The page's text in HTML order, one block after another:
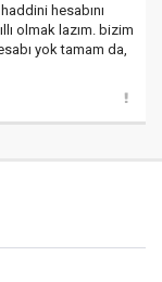
hesabını
olmak lazım. bizim
yok tamam da,